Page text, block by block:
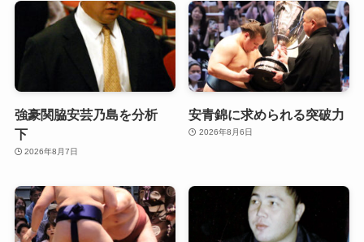
強豪関脇安芸乃島を分析
下
2026年8月7日
安青錦に求められる突破力
2026年8月6日